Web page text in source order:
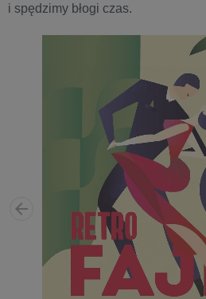
i spędzimy błogi czas.